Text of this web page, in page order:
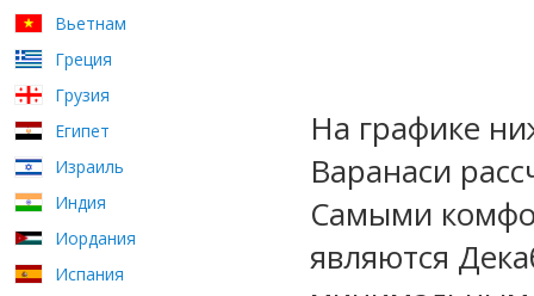
Вьетнам
Греция
Грузия
Египет
Израиль
Индия
Иордания
Испания
На графике
Варанаси
Самыми
являются